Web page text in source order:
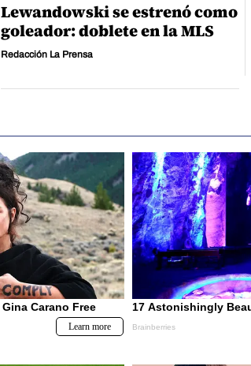
Lewandowski se estrenó como
goleador: doblete en la MLS
Redacción La Prensa